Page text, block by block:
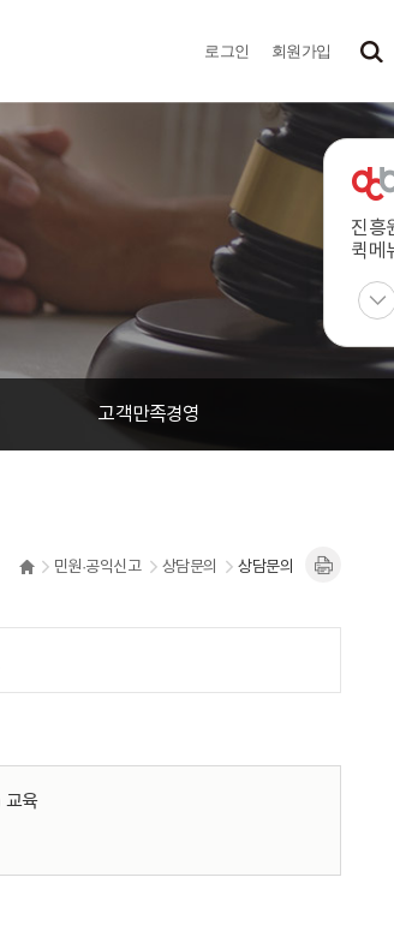
로그인 회원가입
진흥
퀵메
고객만족경영
민원·공익신고 상담문의 상담문의
교육